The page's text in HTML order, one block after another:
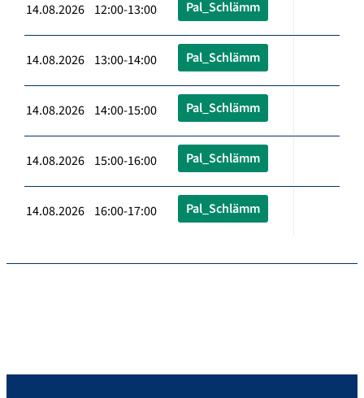
14.08.2026 12:00-13:00 Pal_Schlämm
14.08.2026 13:00-14:00 Pal_Schlämm
14.08.2026 14:00-15:00 Pal_Schlämm
14.08.2026 15:00-16:00 Pal_Schlämm
14.08.2026 16:00-17:00 Pal_Schlämm